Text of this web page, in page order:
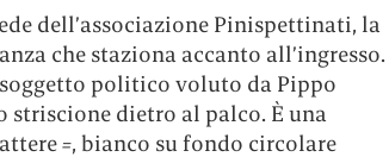
dell’associazione Pinispettinati, la
che staziona accanto all’ingresso.
politico voluto da Pippo
dietro al palco. È una
=, bianco su fondo circolare